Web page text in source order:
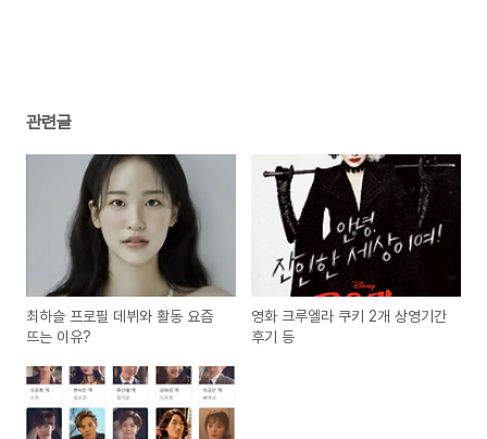
관련글
최하슬 프로필 데뷔와 활동 요즘
뜨는 이유?
영화 크루엘라 쿠키 2개 상영기간
후기 등